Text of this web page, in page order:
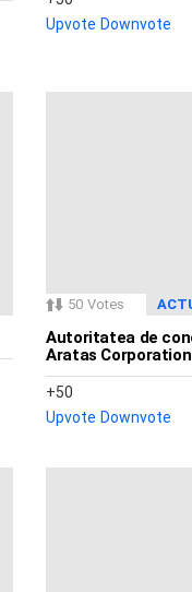
Upvote Downvote
50 Votes
Autoritatea de
Aratas
50
Upvote Downvote